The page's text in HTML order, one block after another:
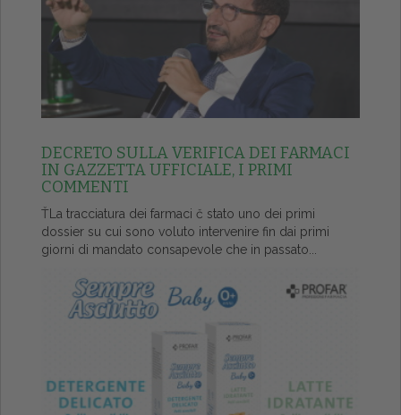
DECRETO SULLA VERIFICA DEI FARMACI
IN GAZZETTA UFFICIALE, I PRIMI
COMMENTI
ŤLa tracciatura dei farmaci č stato uno dei primi
dossier su cui sono voluto intervenire fin dai primi
giorni di mandato consapevole che in passato...